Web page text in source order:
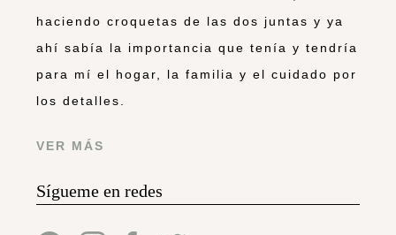
haciendo croquetas de las dos juntas y ya
ahí sabía la importancia que tenía y tendría
para mí el hogar, la familia y el cuidado por
los detalles.
VER MÁS
Sígueme en redes